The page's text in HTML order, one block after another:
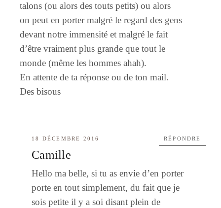
talons (ou alors des touts petits) ou alors
on peut en porter malgré le regard des gens
devant notre immensité et malgré le fait
d’être vraiment plus grande que tout le
monde (même les hommes ahah).
En attente de ta réponse ou de ton mail.
Des bisous
18 DÉCEMBRE 2016
Camille
Hello ma belle, si tu as envie d’en porter
porte en tout simplement, du fait que je
sois petite il y a soi disant plein de
RÉPONDRE